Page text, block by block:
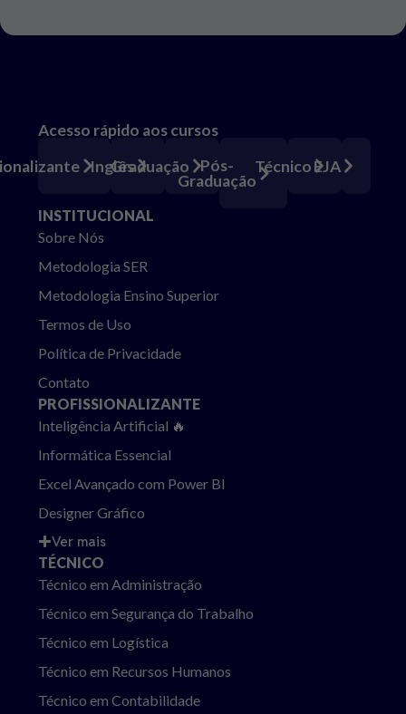
Acesso rápido aos cursos
Inglês
Graduação
Pós-
Graduação
TécnicoEJA
INSTITUCIONAL
Sobre Nós
Metodologia SER
Metodologia Ensino Superior
Termos de Uso
Política de Privacidade
Contato
PROFISSIONALIZANTE
Inteligência Artificial 🔥
Informática Essencial
Excel Avançado com Power BI
Designer Gráfico
Ver mais
TÉCNICO
Técnico em Administração
Técnico em Segurança do Trabalho
Técnico em Logística
Técnico em Recursos Humanos
Técnico em Contabilidade